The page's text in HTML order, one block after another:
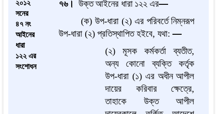
২০১২
সনের
৪৭ নং
আইনের
ধারা
১২২ এর
সংশোধন
৭৬। উক্তআইনের ধারা ১২২ এর—
(ক) উপ-ধারা (২) এর পরিবর্তে নিম্নরূপ
উপ-ধারা (২) প্রতিস্থাপিত হইবে, যথা:—
(২) মূসক কর্মকর্তা ব্যতীত,
অন্য কোনো ব্যক্তি কর্তৃক
উপ-ধারা (১) এর অধীন আপীল
দায়ের করিবার ক্ষেত্রে,
তাহাকে উক্ত আপীল